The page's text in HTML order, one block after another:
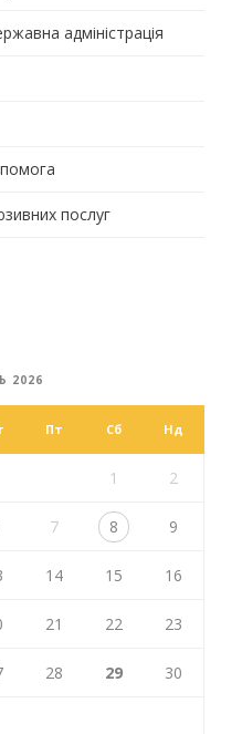
адміністрація
послуг
2026
Пт Сб Нд
1 2
7 8 9
14 15 16
21 22 23
28 29 30